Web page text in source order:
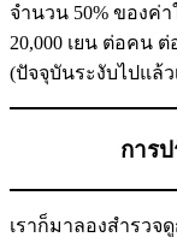
จำนวน 50% ของค่
20,000 เยน ต่อคน
(ปัจจุบันระงับไปแล้
การ
เราก็มาลองสำรวจ